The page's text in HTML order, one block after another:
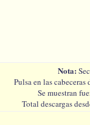
Nota:
Pulsa en las
Se muestran
Total descargas